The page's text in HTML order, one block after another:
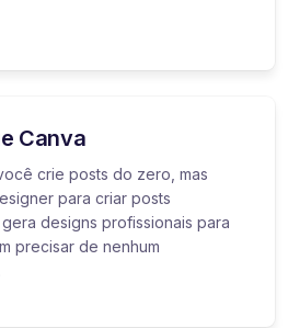
Canva
crie posts do zero, mas
para criar posts
designs profissionais para
precisar de nenhum